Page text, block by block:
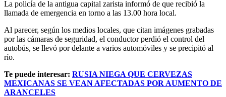
La policía de la antigua capital zarista informó de que recibió la
llamada de emergencia en torno a las 13.00 hora local.
Al parecer, según los medios locales, que citan imágenes grabadas
por las cámaras de seguridad, el conductor perdió el control del
autobús, se llevó por delante a varios automóviles y se precipitó al
río.
Te puede interesar: RUSIA NIEGA QUE CERVEZAS
MEXICANAS SE VEAN AFECTADAS POR AUMENTO DE
ARANCELES